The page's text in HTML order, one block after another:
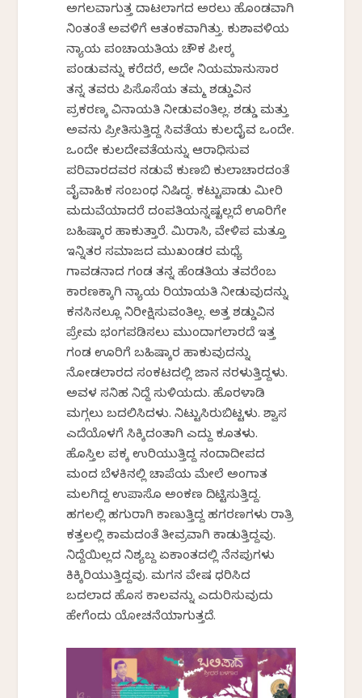
ಅಗಲವಾಗುತ್ತ ದಾಟಲಾಗದ ಅರಲು ಹೊಂಡವಾಗಿ
ನಿಂತಂತೆ ಅವಳಿಗೆ ಆತಂಕವಾಗಿತ್ತು. ಕುಶಾವಳಿಯ
ನ್ಯಾಯ ಪಂಚಾಯತಿಯ ಚೌಕ ಪೀಠಕ್ಕೆ
ಪಂಡುವನ್ನು ಕರೆದರೆ, ಅದೇ ನಿಯಮಾನುಸಾರ
ತನ್ನ ತವರು ಪಿಸೊಸೆಯ ತಮ್ಮ ಶಡ್ಡುವಿನ
ಪ್ರಕರಣಕ್ಕೆ ವಿನಾಯತಿ ನೀಡುವಂತಿಲ್ಲ. ಶಡ್ಡು ಮತ್ತು
ಅವನು ಪ್ರೀತಿಸುತ್ತಿದ್ದ ಸಿವತೆಯ ಕುಲದೈವ ಒಂದೇ.
ಒಂದೇ ಕುಲದೇವತೆಯನ್ನು ಆರಾಧಿಸುವ
ಪರಿವಾರದವರ ನಡುವೆ ಕುಣಬಿ ಕುಲಾಚಾರದಂತೆ
ವೈವಾಹಿಕ ಸಂಬಂಧ ನಿಷಿದ್ಧ. ಕಟ್ಟುಪಾಡು ಮೀರಿ
ಮದುವೆಯಾದರೆ ದಂಪತಿಯನ್ನಷ್ಟಲ್ಲದೆ ಊರಿಗೇ
ಬಹಿಷ್ಕಾರ ಹಾಕುತ್ತಾರೆ. ಮಿರಾಸಿ, ವೇಳಿಪ ಮತ್ತೂ
ಇನ್ನಿತರ ಸಮಾಜದ ಮುಖಂಡರ ಮಧ್ಯೆ
ಗಾವಡನಾದ ಗಂಡ ತನ್ನ ಹೆಂಡತಿಯ ತವರೆಂಬ
ಕಾರಣಕ್ಕಾಗಿ ನ್ಯಾಯ ರಿಯಾಯತಿ ನೀಡುವುದನ್ನು
ಕನಸಿನಲ್ಲೂ ನಿರೀಕ್ಷಿಸುವಂತಿಲ್ಲ. ಅತ್ತ ಶಡ್ಡುವಿನ
ಪ್ರೇಮ ಭಂಗಪಡಿಸಲು ಮುಂದಾಗಲಾರದೆ ಇತ್ತ
ಗಂಡ ಊರಿಗೆ ಬಹಿಷ್ಕಾರ ಹಾಕುವುದನ್ನು
ನೋಡಲಾರದ ಸಂಕಟದಲ್ಲಿ ಜಾನಕೆ ನರಳುತ್ತಿದ್ದಳು.
ಅವಳ ಸನಿಹ ನಿದ್ದೆ ಸುಳಿಯದು. ಹೊರಳಾಡಿ
ಮಗ್ಗಲು ಬದಲಿಸಿದಳು. ನಿಟ್ಟುಸಿರುಬಿಟ್ಟಳು. ಶ್ವಾಸ
ಎದೆಯೊಳಗೆ ಸಿಕ್ಕಿದಂತಾಗಿ ಎದ್ದು ಕೂತಳು.
ಹೊಸ್ತಿಲ ಪಕ್ಕ ಉರಿಯುತ್ತಿದ್ದ ನಂದಾದೀಪದ
ಮಂದ ಬೆಳಕಿನಲ್ಲಿ ಚಾಪೆಯ ಮೇಲೆ ಅಂಗಾತ
ಮಲಗಿದ್ದ ಉಪಾಸೊ ಅಂಕಣ ದಿಟ್ಟಿಸುತ್ತಿದ್ದ.
ಹಗಲಲ್ಲಿ ಹಗುರಾಗಿ ಕಾಣುತ್ತಿದ್ದ ಹಗರಣಗಳು ರಾತ್ರಿ
ಕತ್ತಲಲ್ಲಿ ಕಾಮದಂತೆ ತೀವ್ರವಾಗಿ ಕಾಡುತ್ತಿದ್ದವು.
ನಿದ್ದೆಯಿಲ್ಲದ ನಿಶ್ಯಬ್ದ ಏಕಾಂತದಲ್ಲಿ ನೆನಪುಗಳು
ಕಿಕ್ಕಿರಿಯುತ್ತಿದ್ದವು. ಮಗನ ವೇಷ ಧರಿಸಿದ
ಬದಲಾದ ಹೊಸ ಕಾಲವನ್ನು ಎದುರಿಸುವುದು
ಹೇಗೆಂದು ಯೋಚನೆಯಾಗುತ್ತದೆ.